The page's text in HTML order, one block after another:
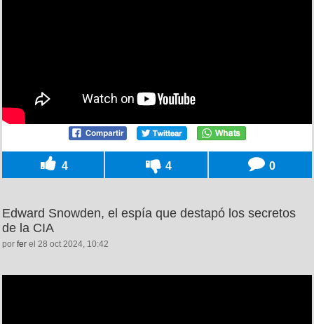
4 4 0
Edward Snowden, el espía que destapó los secretos
de la CIA
por fer el 28 oct 2024, 10:42